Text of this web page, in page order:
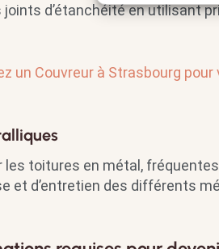
d’étanchéité en utilisant
un Couvreur à Strasbourg
toitures en métal,
et d’entretien des différents